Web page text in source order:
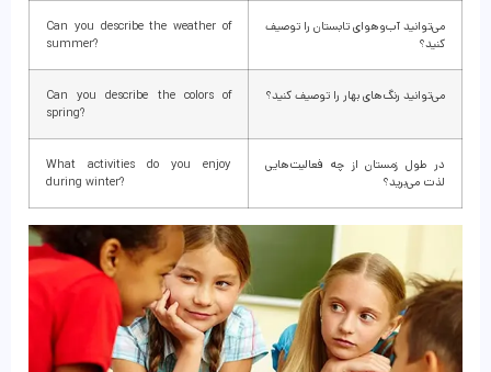
می‌توانید آب‌وهوای تابستان را توصیف
کنید؟
Can you describe the weather of
summer?
می‌توانید رنگ‌های بهار را توصیف کنید؟
Can you describe the colors of
spring?
در طول زمستان از چه فعالیت‌هایی
لذت می‌برید؟
What activities do you enjoy
during winter?